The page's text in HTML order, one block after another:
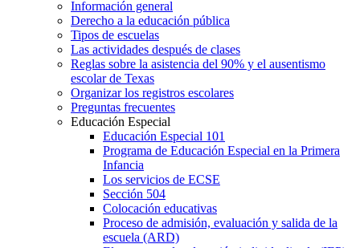
Información general
Derecho a la educación pública
Tipos de escuelas
Las actividades después de clases
Reglas sobre la asistencia del 90% y el ausentismo
escolar de Texas
Organizar los registros escolares
Preguntas frecuentes
Educación Especial
Educación Especial 101
Programa de Educación Especial en la Primera
Infancia
Los servicios de ECSE
Sección 504
Colocación educativas
Proceso de admisión, evaluación y salida de la
escuela (ARD)